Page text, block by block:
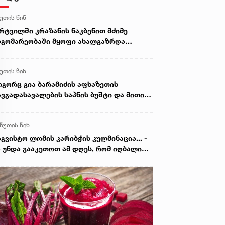
წინ
კრაზანის ნაკბენით მძიმე
მყოფი ახალგაზრდა
წინ
გია ბარამიძის აფხაზეთის
საპნის ბუშტი და მითი
ისევე როგორც ცოტა ხანში ვიხილავთ
ვითომ "ანტირუსების" მითების და
გასკდომის სერიას - ზაალ
წინ
ლომის კარიბჭის კულმინაცია... -
უნდა გააკეთოთ ამ დღეს, რომ იღბალი